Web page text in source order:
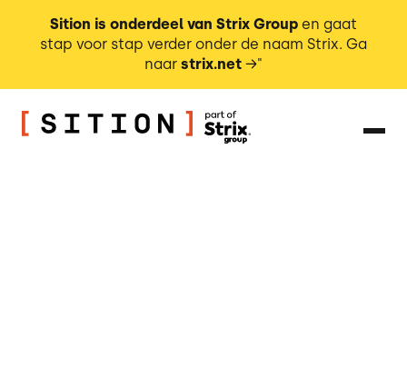
Sition is onderdeel van Strix Group en gaat
stap voor stap verder onder de naam Strix. Ga
naar strix.net →"